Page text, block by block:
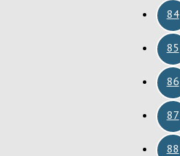
84
85
86
87
88